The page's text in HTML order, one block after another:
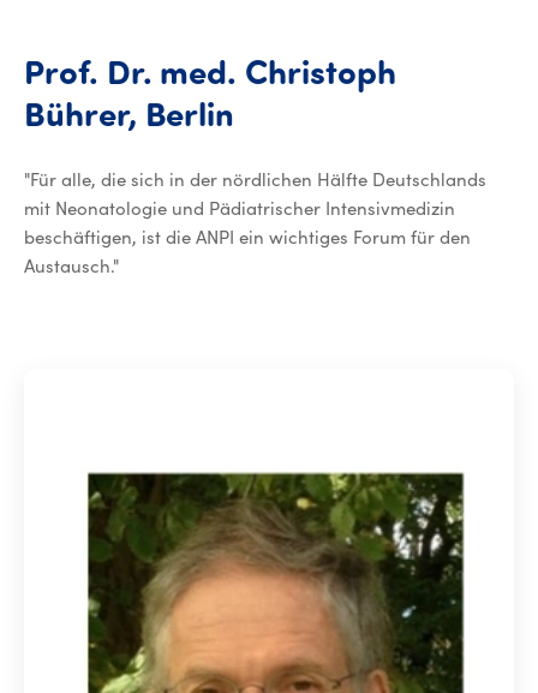
Prof. Dr. med. Christoph
Bührer, Berlin
"Für alle, die sich in der nördlichen Hälfte Deutschlands
mit Neonatologie und Pädiatrischer Intensivmedizin
beschäftigen, ist die ANPI ein wichtiges Forum für den
Austausch."